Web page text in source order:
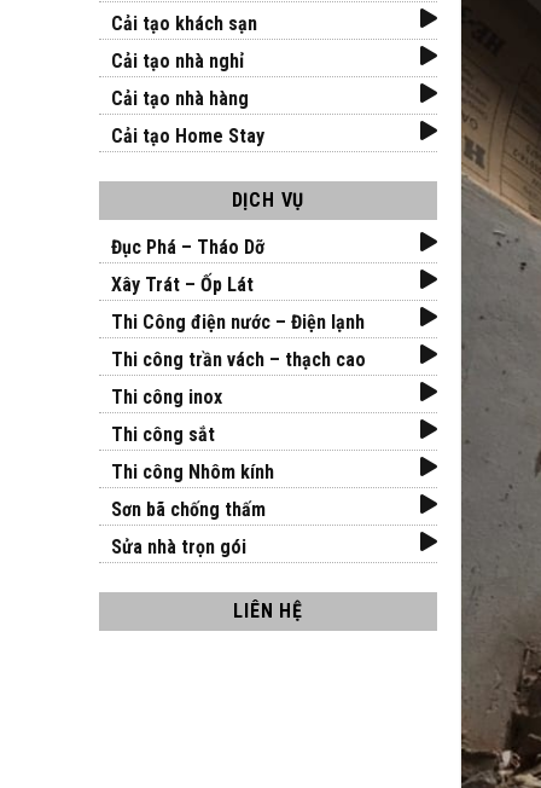
Cải tạo khách sạn
Cải tạo nhà nghỉ
Cải tạo nhà hàng
Cải tạo Home Stay
DỊCH VỤ
Đục Phá – Tháo Dỡ
Xây Trát – Ốp Lát
Thi Công điện nước – Điện lạnh
Thi công trần vách – thạch cao
Thi công inox
Thi công sắt
Thi công Nhôm kính
Sơn bã chống thấm
Sửa nhà trọn gói
LIÊN HỆ